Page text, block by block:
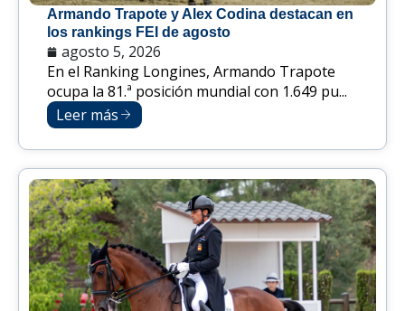
Armando Trapote y Alex Codina destacan en
los rankings FEI de agosto
agosto 5, 2026
En el Ranking Longines, Armando Trapote
ocupa la 81.ª posición mundial con 1.649 pu...
Leer más